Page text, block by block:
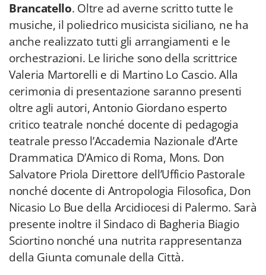
Brancatello. Oltre ad averne scritto tutte le
musiche, il poliedrico musicista siciliano, ne ha
anche realizzato tutti gli arrangiamenti e le
orchestrazioni. Le liriche sono della scrittrice
Valeria Martorelli e di Martino Lo Cascio. Alla
cerimonia di presentazione saranno presenti
oltre agli autori, Antonio Giordano esperto
critico teatrale nonché docente di pedagogia
teatrale presso l’Accademia Nazionale d’Arte
Drammatica D’Amico di Roma, Mons. Don
Salvatore Priola Direttore dell’Ufficio Pastorale
nonché docente di Antropologia Filosofica, Don
Nicasio Lo Bue della Arcidiocesi di Palermo. Sarà
presente inoltre il Sindaco di Bagheria Biagio
Sciortino nonché una nutrita rappresentanza
della Giunta comunale della Città.